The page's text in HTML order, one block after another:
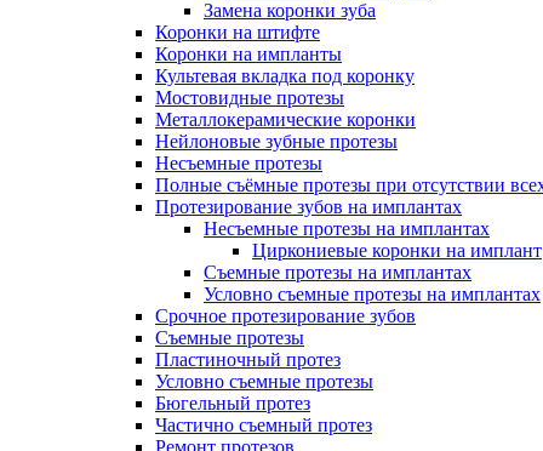
Замена коронки зуба
Коронки на штифте
Коронки на импланты
Культевая вкладка под коронку
Мостовидные протезы
Металлокерамические коронки
Нейлоновые зубные протезы
Несъемные протезы
Полные съёмные протезы при отсутствии
Протезирование зубов на имплантах
Несъемные протезы на имплантах
Циркониевые коронки на имплант
Съемные протезы на имплантах
Условно съемные протезы на имплантах
Срочное протезирование зубов
Съемные протезы
Пластиночный протез
Условно съемные протезы
Бюгельный протез
Частично съемный протез
Ремонт протезов